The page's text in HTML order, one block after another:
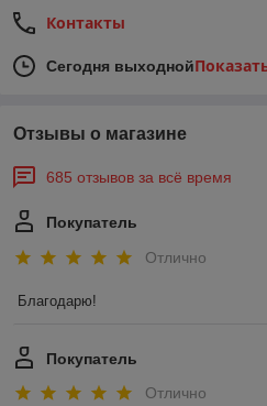
Контакты
Сегодня выходной
Отзывы о магазине
685 отзывов за всё время
Покупатель
Отлично
Благодарю!
Покупатель
Отлично